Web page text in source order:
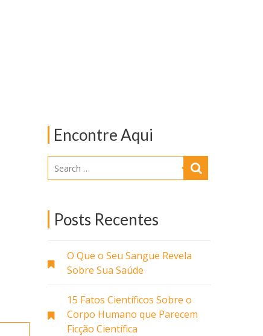
Encontre Aqui
Posts Recentes
O Que o Seu Sangue Revela
Sobre Sua Saúde
15 Fatos Científicos Sobre o
Corpo Humano que Parecem
Ficção Científica